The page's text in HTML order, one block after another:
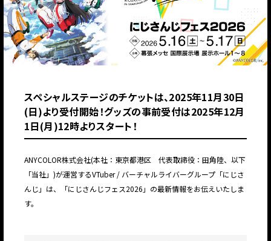
スペシャルステージのチケットは、2025年11月30日
(日)より受付開始！グッズの事前受付は2025年12⽉
1⽇(月)12時よりスタート！
ANYCOLOR株式会社(本社：東京都港区 代表取締役：田角陸、以下
「当社」)が運営するVTuber / バーチャルライバーグループ「にじさ
んじ」は、「にじさんじフェス2026」の最新情報をお伝えいたしま
す。